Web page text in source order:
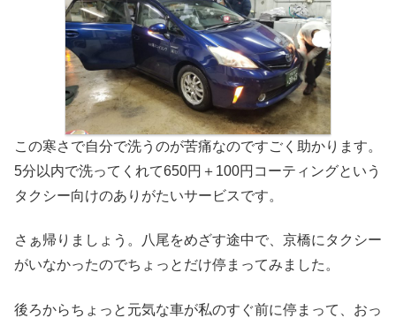
この寒さで自分で洗うのが苦痛なのですごく助かります。
5分以内で洗ってくれて650円＋100円コーティングという
タクシー向けのありがたいサービスです。
さぁ帰りましょう。八尾をめざす途中で、京橋にタクシー
がいなかったのでちょっとだけ停まってみました。
後ろからちょっと元気な車が私のすぐ前に停まって、おっ